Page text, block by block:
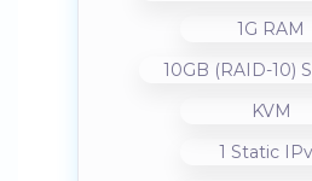
1G RAM
10GB (RAID-10)
KVM
1 Static